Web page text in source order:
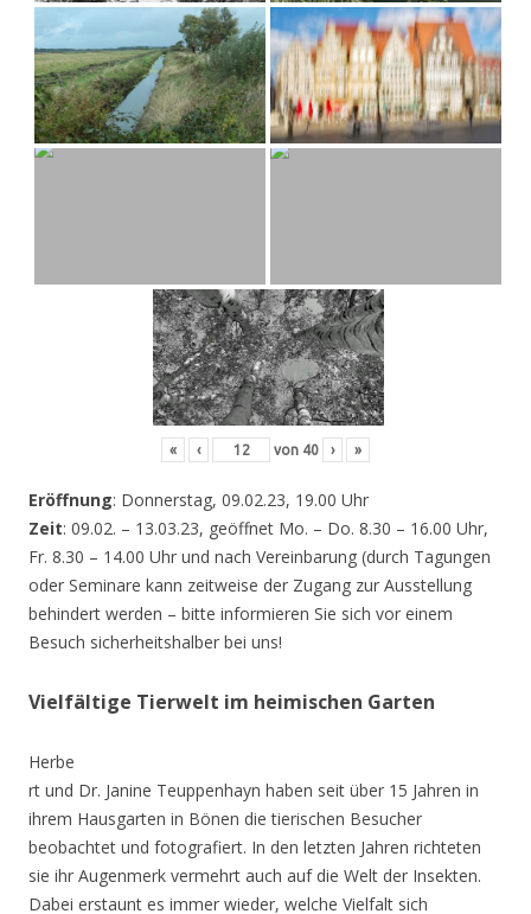
« ‹ von 40 › »
Eröffnung: Donnerstag, 09.02.23, 19.00 Uhr
Zeit: 09.02. – 13.03.23, geöffnet Mo. – Do. 8.30 – 16.00 Uhr,
Fr. 8.30 – 14.00 Uhr und nach Vereinbarung (durch Tagungen
oder Seminare kann zeitweise der Zugang zur Ausstellung
behindert werden – bitte informieren Sie sich vor einem
Besuch sicherheitshalber bei uns!
Vielfältige Tierwelt im heimischen Garten
Herbe
rt und Dr. Janine Teuppenhayn haben seit über 15 Jahren in
ihrem Hausgarten in Bönen die tierischen Besucher
beobachtet und fotografiert. In den letzten Jahren richteten
sie ihr Augenmerk vermehrt auch auf die Welt der Insekten.
Dabei erstaunt es immer wieder, welche Vielfalt sich